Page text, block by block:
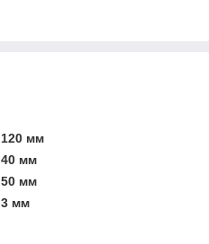
120 мм
40 мм
50 мм
3 мм